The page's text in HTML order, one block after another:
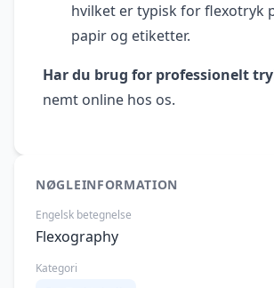
hvilket er typisk for flexotryk
papir og etiketter.
Har du brug for professionelt
nemt online hos os.
NØGLEINFORMATION
Engelsk betegnelse
Flexography
Kategori